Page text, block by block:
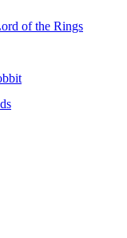
of the Rings